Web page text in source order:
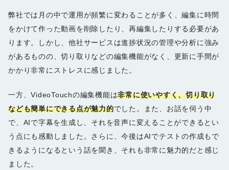
弊社では月の中で運用が頻繁に変わることが多く、編集に時間
をかけて作った動画を削除したり、再編集したりする必要があ
ります。しかし、他社サービスは進捗状況の管理や分析に強み
があるものの、切り取りなどの編集機能がなく、更新に手間が
かかり非常にストレスに感じました。
一方、VideoTouchの編集機能は非常に使いやすく、切り取り
なども簡単にできる点が魅力的でした。また、お話を伺う中
で、AIで字幕を生成し、それを音声に変えることができるとい
う点にも感動しました。さらに、今後はAIでテストの作成もで
きるようになるという話を聞き、それも非常に魅力的だと感じ
ました。